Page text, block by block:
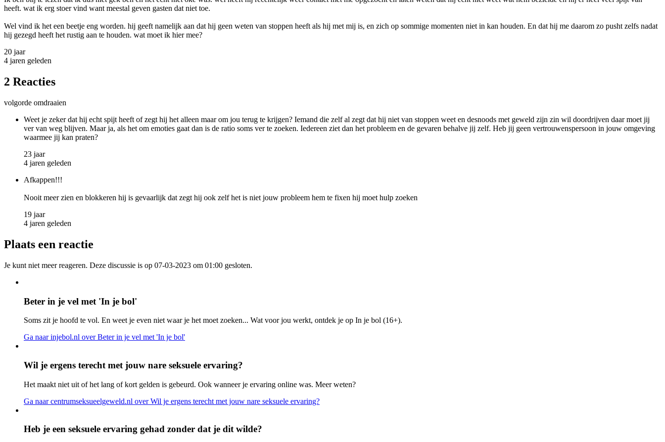
heeft. wat ik erg stoer vind want meestal geven gasten dat niet toe.
Wel vind ik het een beetje eng worden. hij geeft namelijk aan dat hij geen weten van stoppen heeft als hij met mij is, en zich op sommige momenten niet in kan houden. En dat hij me daarom zo pusht zelfs nadat
hij gezegd heeft het rustig aan te houden. wat moet ik hier mee?
20 jaar
4 jaren geleden
2 Reacties
volgorde omdraaien
Weet je zeker dat hij echt spijt heeft of zegt hij het alleen maar om jou terug te krijgen? Iemand die zelf al zegt dat hij niet van stoppen weet en desnoods met geweld zijn zin wil doordrijven daar moet jij
ver van weg blijven. Maar ja, als het om emoties gaat dan is de ratio soms ver te zoeken. Iedereen ziet dan het probleem en de gevaren behalve jij zelf. Heb jij geen vertrouwenspersoon in jouw omgeving
waarmee jij kan praten?
23 jaar
4 jaren geleden
Afkappen!!!
Nooit meer zien en blokkeren hij is gevaarlijk dat zegt hij ook zelf het is niet jouw probleem hem te fixen hij moet hulp zoeken
19 jaar
4 jaren geleden
Plaats een reactie
Je kunt niet meer reageren. Deze discussie is op 07-03-2023 om 01:00 gesloten.
Beter in je vel met 'In je bol'
Soms zit je hoofd te vol. En weet je even niet waar je het moet zoeken... Wat voor jou werkt, ontdek je op In je bol (16+).
Ga naar injebol.nl over Beter in je vel met 'In je bol'
Wil je ergens terecht met jouw nare seksuele ervaring?
Het maakt niet uit of het lang of kort gelden is gebeurd. Ook wanneer je ervaring online was. Meer weten?
Ga naar centrumseksueelgeweld.nl over Wil je ergens terecht met jouw nare seksuele ervaring?
Heb je een seksuele ervaring gehad zonder dat je dit wilde?